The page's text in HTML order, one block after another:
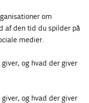
om
af den tid du spilder på
medier.
og hvad der giver
og hvad der giver